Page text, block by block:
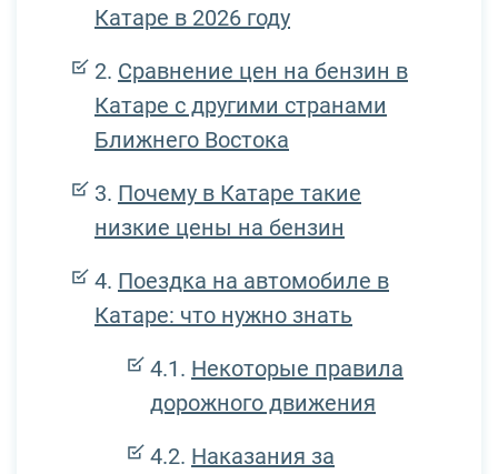
Катаре в 2026 году
Сравнение цен на бензин в
Катаре с другими странами
Ближнего Востока
Почему в Катаре такие
низкие цены на бензин
Поездка на автомобиле в
Катаре: что нужно знать
Некоторые правила
дорожного движения
Наказания за